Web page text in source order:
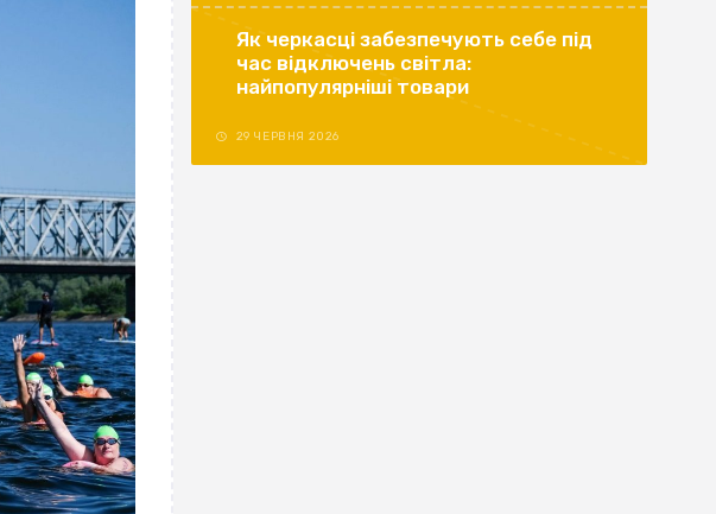
Як черкасці забезпечують себе під
час відключень світла:
найпопулярніші товари
29 ЧЕРВНЯ 2026